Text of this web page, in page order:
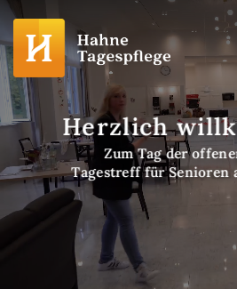
Zum
Inhalt
springen
Herzlich
Zum Tag der
Tagestreff für Senioren